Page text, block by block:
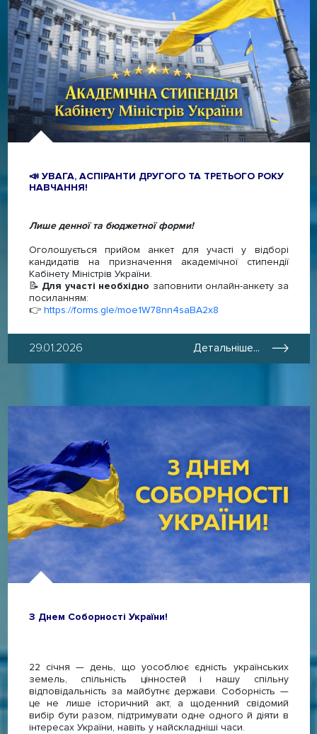
📣 УВАГА, АСПІРАНТИ ДРУГОГО ТА ТРЕТЬОГО РОКУ
НАВЧАННЯ!
Лише денної та бюджетної форми!
Оголошується прийом анкет для участі у відборі
кандидатів на призначення академічної стипендії
Кабінету Міністрів України.
📝 Для участі необхідно заповнити онлайн-анкету за
посиланням:
👉 https://forms.gle/moe1W78nn4saBA2x8
29.01.2026 Детальніше...
З Днем Соборності України!
22 січня — день, що уособлює єдність українських
земель, спільність цінностей і нашу спільну
відповідальність за майбутнє держави. Соборність —
це не лише історичний акт, а щоденний свідомий
вибір бути разом, підтримувати одне одного й діяти в
інтересах України, навіть у найскладніші часи.